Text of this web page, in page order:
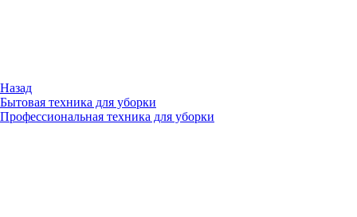
Назад
Бытовая техника для уборки
Профессиональная техника для уборки